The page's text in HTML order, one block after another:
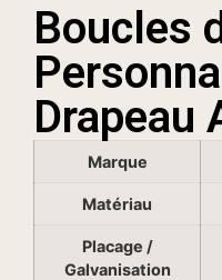
Boucles
Drapeau
Marque
Matériau
Placage /
Galvanisation